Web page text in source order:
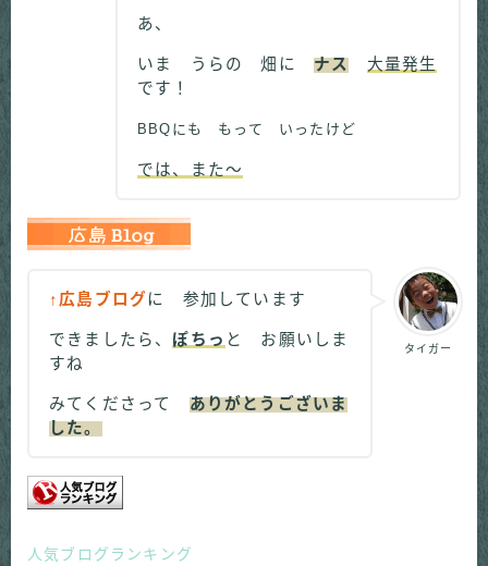
あ、
いま うらの 畑に ナス
大量発生
です！
BBQにも もって いったけど
では、また～
タイガー
↑広島ブログに 参加しています
できましたら、 ぽちっ と お願いしま
すね
みてくださって ありがとうございま
した。
人気ブログランキング